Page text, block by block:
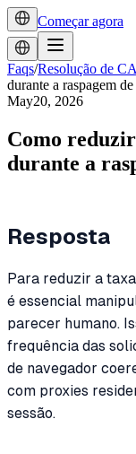
Começar agora
Faqs/Resolução de
durante a raspagem
May20, 2026
Como
durante a
Resposta
Para reduzir a
é essencial
parecer humano.
frequência das
de navegador
com proxies
sessão.